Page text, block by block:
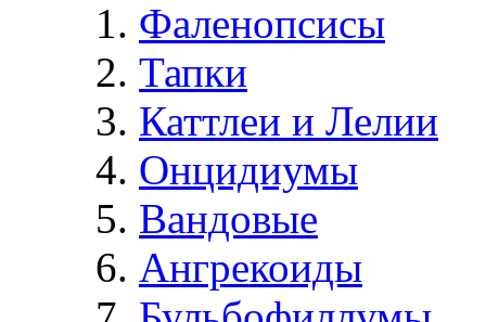
Фаленопсисы
Тапки
Каттлеи и Лелии
Онцидиумы
Вандовые
Ангрекоиды